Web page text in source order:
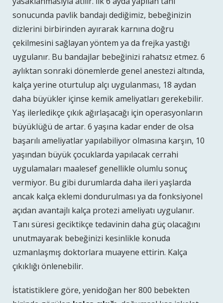
sonucunda pavlik bandajı dediğimiz, bebeğinizin
dizlerini birbirinden ayırarak karnına doğru
çekilmesini sağlayan yöntem ya da frejka yastığı
uygulanır. Bu bandajlar bebeğinizi rahatsız etmez. 6
aylıktan sonraki dönemlerde genel anestezi altında,
kalça yerine oturtulup alçı uygulanması, 18 aydan
daha büyükler içinse kemik ameliyatları gerekebilir.
Yaş ilerledikçe çıkık ağırlaşacağı için operasyonların
büyüklüğü de artar. 6 yaşına kadar ender de olsa
başarılı ameliyatlar yapılabiliyor olmasına karşın, 10
yaşından büyük çocuklarda yapılacak cerrahi
uygulamaları maalesef genellikle olumlu sonuç
vermiyor. Bu gibi durumlarda daha ileri yaşlarda
ancak kalça eklemi dondurulması ya da fonksiyonel
açıdan avantajlı kalça protezi ameliyatı uygulanır.
Tanı süresi geciktikçe tedavinin daha güç olacağını
unutmayarak bebeğinizi kesinlikle konuda
uzmanlaşmış doktorlara muayene ettirin. Kalça
çıkıklığı önlenebilir.
İstatistiklere göre, yenidoğan her 800 bebekten